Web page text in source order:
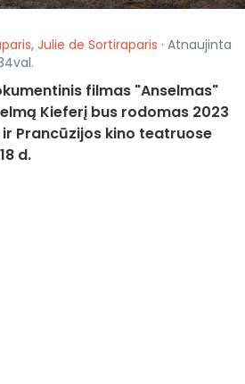
, Julie de Sortiraparis · Atnaujinta
filmas "Anselmas"
Kieferį bus rodomas 2023
Prancūzijos kino teatruose
d.